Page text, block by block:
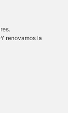
renovamos la